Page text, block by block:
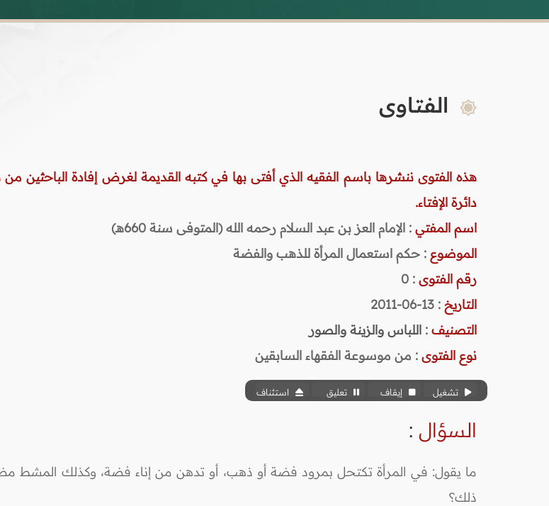
الفتاوى
هذه الفتوى ننشرها باسم الفقيه الذي أفتى بها في كتبه القديمة لغرض إفادة الباحثين
دائرة الإفتاء.
اسم المفتي : الإمام العز بن عبد السلام رحمه الله (المتوفى سنة 660هـ)
الموضوع : حكم استعمال المرأة للذهب والفضة
رقم الفتوى :
0
التاريخ : 13-06-2011
التصنيف : اللباس والزينة والصور
نوع الفتوى : من موسوعة الفقهاء السابقين
تشغيل إيقاف تعليق استئناف
السؤال :
ما يقول: في المرأة تكتحل بمرود فضة أو ذهب، أو تدهن من إناء فضة، وكذلك المشط
ذلك؟